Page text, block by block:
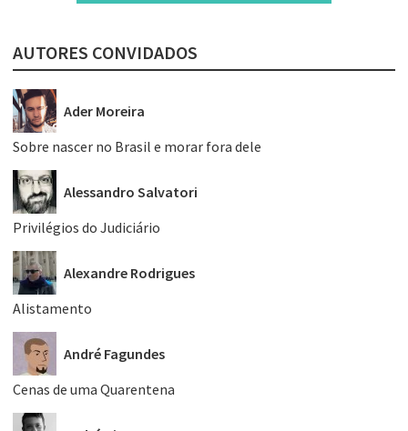
AUTORES CONVIDADOS
Ader Moreira
Sobre nascer no Brasil e morar fora dele
Alessandro Salvatori
Privilégios do Judiciário
Alexandre Rodrigues
Alistamento
André Fagundes
Cenas de uma Quarentena